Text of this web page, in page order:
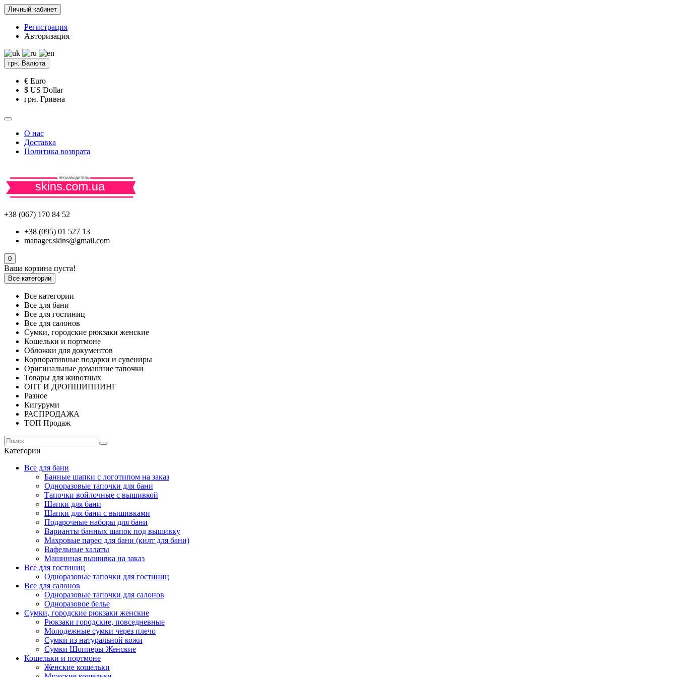
Личный кабинет
Регистрация
Авторизация
грн. Валюта
€ Euro
$ US Dollar
грн. Гривна
О нас
Доставка
Политика возврата
+38 (067) 170 84 52
+38 (095) 01 527 13
manager.skins@gmail.com
0
Ваша корзина пуста!
Все категории
Все категории
Все для бани
Все для гостиниц
Все для салонов
Сумки, городские рюкзаки женские
Кошельки и портмоне
Обложки для документов
Корпоративные подарки и сувениры
Оригинальные домашние тапочки
Товары для животных
ОПТ И ДРОПШИППИНГ
Разное
Кигуруми
РАСПРОДАЖА
ТОП Продаж
Категории
Все для бани
Банные шапки с логотипом на заказ
Одноразовые тапочки для бани
Тапочки войлочные с вышивкой
Шапки для бани
Шапки для бани с вышивками
Подарочные наборы для бани
Варианты банных шапок под вышивку
Махровые парео для бани (килт для бани)
Вафельные халаты
Машинная вышивка на заказ
Все для гостиниц
Одноразовые тапочки для гостиниц
Все для салонов
Одноразовые тапочки для салонов
Одноразовое белье
Сумки, городские рюкзаки женские
Рюкзаки городские, повседневные
Молодежные сумки через плечо
Сумки из натуральной кожи
Сумки Шопперы Женские
Кошельки и портмоне
Женские кошельки